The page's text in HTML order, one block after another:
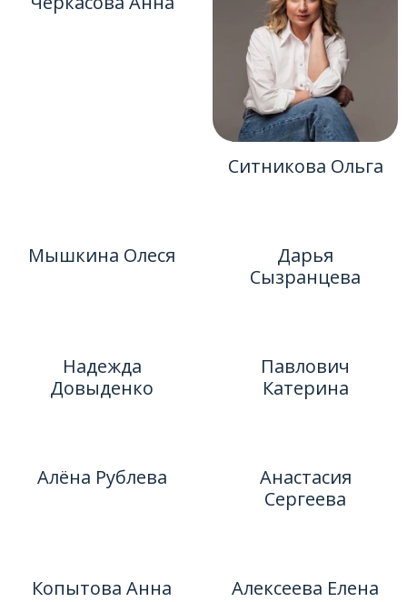
Ситникова Ольга
Мышкина Олеся
Дарья
Сызранцева
Надежда
Довыденко
Павлович
Катерина
Алёна Рублева
Анастасия
Сергеева
Копытова Анна Алексеева Елена